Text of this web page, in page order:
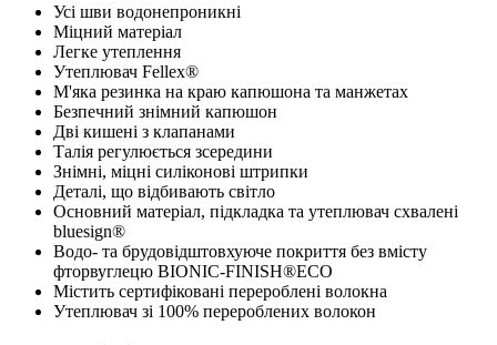
Усі шви водонепроникні
Міцний матеріал
Легке утеплення
Утеплювач Fellex®
М'яка резинка на краю капюшона та манжетах
Безпечний знімний капюшон
Дві кишені з клапанами
Талія регулюється зсередини
Знімні, міцні силіконові штрипки
Деталі, що відбивають світло
Основний матеріал, підкладка та утеплювач схвалені
bluesign®
Водо- та брудовідштовхуюче покриття без вмісту
фторвуглецю BIONIC-FINISH®ECO
Містить сертифіковані перероблені волокна
Утеплювач зі 100% перероблених волокон